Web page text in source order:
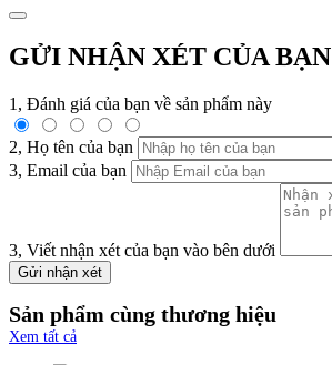
GỬI NHẬN XÉT CỦA BẠN
1, Đánh giá của bạn về sản phẩm này
2, Họ tên của bạn
3, Email của bạn
3, Viết nhận xét của bạn vào bên dưới
Gửi nhận xét
Sản phẩm cùng thương hiệu
Xem tất cả